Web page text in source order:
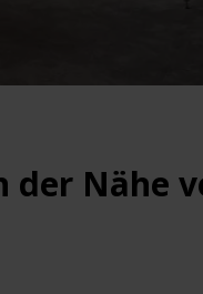
der Nähe